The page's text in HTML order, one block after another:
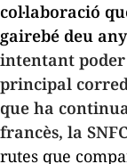
col·laboració
gairebé deu
intentant
principal
que ha
francès, la SNFC
rutes que